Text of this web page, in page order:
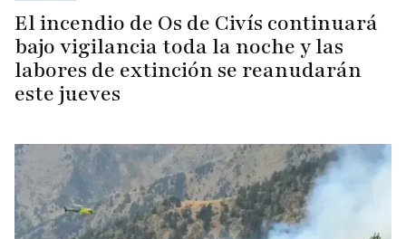
El incendio de Os de Civís continuará
bajo vigilancia toda la noche y las
labores de extinción se reanudarán
este jueves